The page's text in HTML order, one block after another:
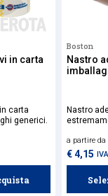
in carta
carta
generici.
Boston
Nastro
Nastro
chiusura
pacchi,
a partire da
€ 4,15